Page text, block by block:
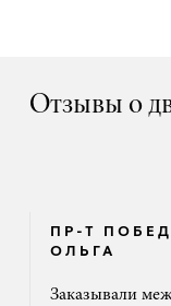
Отзывы о
ПР-Т
ОЛЬГА
Заказывали